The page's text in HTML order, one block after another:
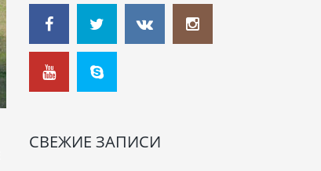
СВЕЖИЕ ЗАПИСИ